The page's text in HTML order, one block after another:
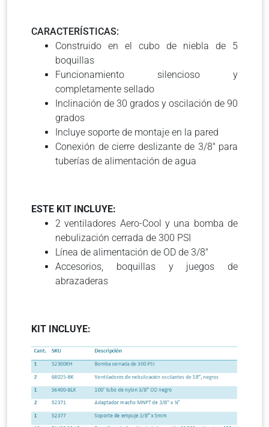
CARACTERÍSTICAS:
Construido en el cubo de niebla de 5
boquillas
Funcionamiento silencioso y
completamente sellado
Inclinación de 30 grados y oscilación de 90
grados
Incluye soporte de montaje en la pared
Conexión de cierre deslizante de 3/8″ para
tuberías de alimentación de agua
ESTE KIT INCLUYE:
2 ventiladores Aero-Cool y una bomba de
nebulización cerrada de 300 PSI
Línea de alimentación de OD de 3/8″
Accesorios, boquillas y juegos de
abrazaderas
KIT INCLUYE: